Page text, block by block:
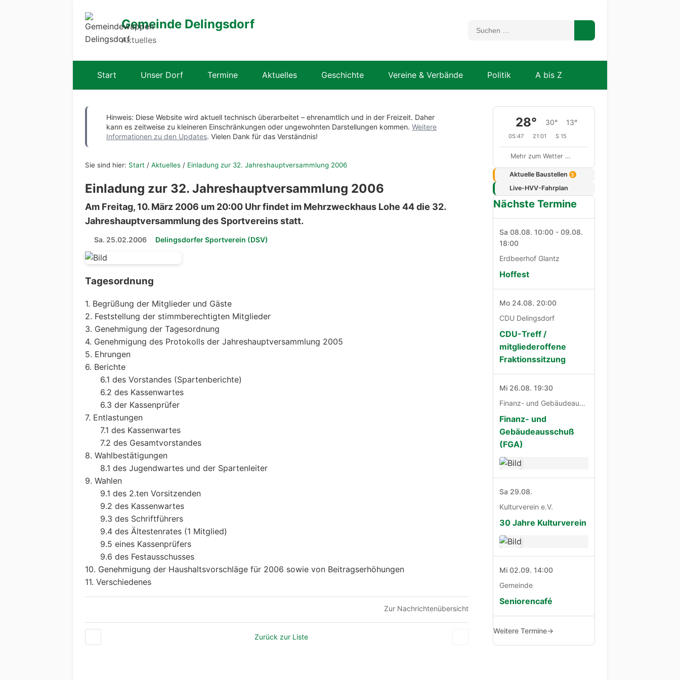
Gemeinde Delingsdorf
Aktuelles
Start Unser Dorf Termine Aktuelles Geschichte Vereine & Verbände Politik A bis Z
Hinweis: Diese Website wird aktuell technisch überarbeitet – ehrenamtlich und in der Freizeit. Daher
kann es zeitweise zu kleineren Einschränkungen oder ungewohnten Darstellungen kommen. Weitere
Informationen zu den Updates. Vielen Dank für das Verständnis!
Sie sind hier: Start / Aktuelles / Einladung zur 32. Jahreshauptversammlung 2006
Einladung zur 32. Jahreshauptversammlung 2006
Am Freitag, 10. März 2006 um 20:00 Uhr findet im Mehrzweckhaus Lohe 44 die 32.
Jahreshauptversammlung des Sportvereins statt.
Sa. 25.02.2006 Delingsdorfer Sportverein (DSV)
Tagesordnung
1. Begrüßung der Mitglieder und Gäste
2. Feststellung der stimmberechtigten Mitglieder
3. Genehmigung der Tagesordnung
4. Genehmigung des Protokolls der Jahreshauptversammlung 2005
5. Ehrungen
6. Berichte
6.1 des Vorstandes (Spartenberichte)
6.2 des Kassenwartes
6.3 der Kassenprüfer
7. Entlastungen
7.1 des Kassenwartes
7.2 des Gesamtvorstandes
8. Wahlbestätigungen
8.1 des Jugendwartes und der Spartenleiter
9. Wahlen
9.1 des 2.ten Vorsitzenden
9.2 des Kassenwartes
9.3 des Schriftführers
9.4 des Ältestenrates (1 Mitglied)
9.5 eines Kassenprüfers
9.6 des Festausschusses
10. Genehmigung der Haushaltsvorschläge für 2006 sowie von Beitragserhöhungen
11. Verschiedenes
Zur Nachrichtenübersicht
Zurück zur Liste
28° 30° 13°
05:47 21:01 S 15
Mehr zum Wetter …
Aktuelle Baustellen 3
Live-HVV-Fahrplan
Nächste Termine
Sa 08.08. 10:00 - 09.08.
18:00
Erdbeerhof Glantz
Hoffest
Mo 24.08. 20:00
CDU Delingsdorf
CDU-Treff /
mitgliederoffene
Fraktionssitzung
Mi 26.08. 19:30
Finanz- und Gebäudeausschuß
Finanz- und
Gebäudeausschuß
(FGA)
Sa 29.08.
Kulturverein e.V.
30 Jahre Kulturverein
Mi 02.09. 14:00
Gemeinde
Seniorencafé
Weitere Termine→